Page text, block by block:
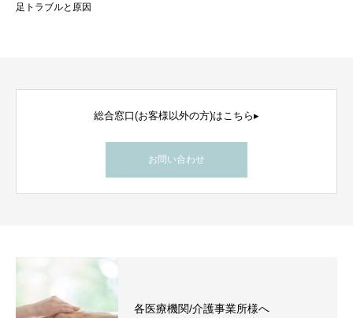
足トラブルと原因
総合窓口(お客様以外の方)はこちら▸
お問い合わせ
各医療機関/介護事業所様へ